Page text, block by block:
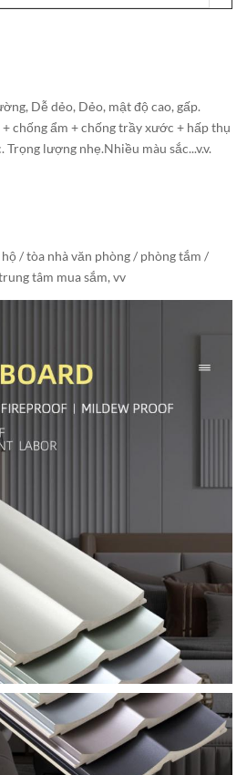
Dễ dẻo, Dẻo, mật độ cao, gấp.
chống ẩm + chống trầy xước + hấp thụ
lượng nhẹ.Nhiều màu sắc...v.v.
/ tòa nhà văn phòng / phòng tắm /
tâm mua sắm, vv